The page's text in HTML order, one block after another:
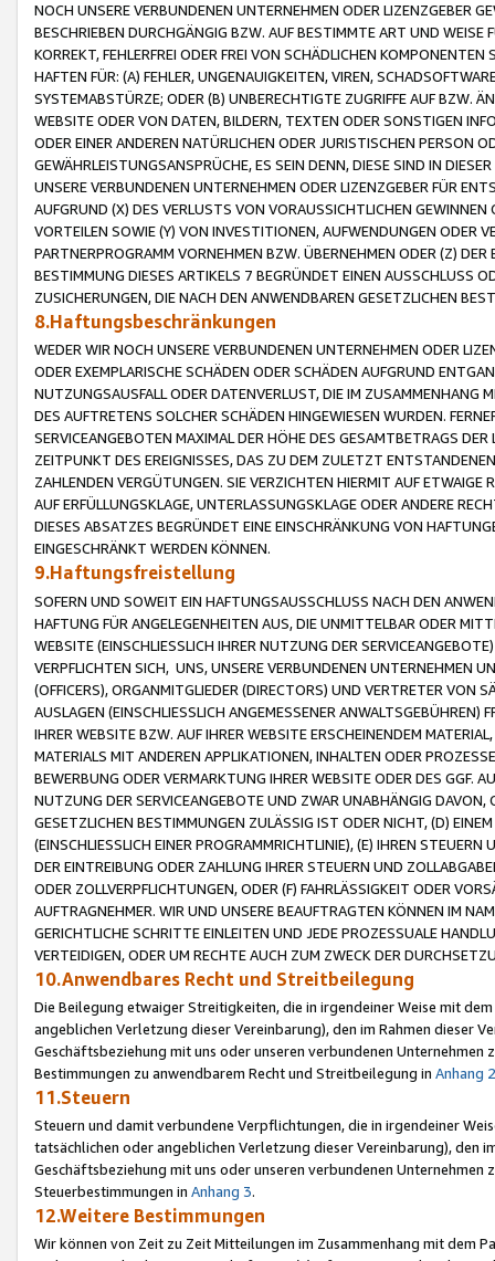
NOCH UNSERE VERBUNDENEN UNTERNEHMEN ODER LIZENZGEBER
BESCHRIEBEN DURCHGÄNGIG BZW. AUF BESTIMMTE ART UND
KORREKT, FEHLERFREI ODER FREI VON SCHÄDLICHEN
HAFTEN FÜR: (A) FEHLER, UNGENAUIGKEITEN, VIREN,
SYSTEMABSTÜRZE; ODER (B) UNBERECHTIGTE ZUGRIFFE AUF BZW.
WEBSITE ODER VON DATEN, BILDERN, TEXTEN ODER SONSTIGEN
ODER EINER ANDEREN NATÜRLICHEN ODER JURISTISCHEN PERSON
GEWÄHRLEISTUNGSANSPRÜCHE, ES SEIN DENN, DIESE SIND IN
UNSERE VERBUNDENEN UNTERNEHMEN ODER LIZENZGEBER FÜR
AUFGRUND (X) DES VERLUSTS VON VORAUSSICHTLICHEN
VORTEILEN SOWIE (Y) VON INVESTITIONEN, AUFWENDUNGEN ODER
PARTNERPROGRAMM VORNEHMEN BZW. ÜBERNEHMEN ODER (Z)
BESTIMMUNG DIESES ARTIKELS 7 BEGRÜNDET EINEN AUSSCHLUSS
ZUSICHERUNGEN, DIE NACH DEN ANWENDBAREN GESETZLICHEN
8.Haftungsbeschränkungen
WEDER WIR NOCH UNSERE VERBUNDENEN UNTERNEHMEN ODER
ODER EXEMPLARISCHE SCHÄDEN ODER SCHÄDEN AUFGRUND
NUTZUNGSAUSFALL ODER DATENVERLUST, DIE IM ZUSAMMENHANG
DES AUFTRETENS SOLCHER SCHÄDEN HINGEWIESEN WURDEN.
SERVICEANGEBOTEN MAXIMAL DER HÖHE DES GESAMTBETRAGS
ZEITPUNKT DES EREIGNISSES, DAS ZU DEM ZULETZT
ZAHLENDEN VERGÜTUNGEN. SIE VERZICHTEN HIERMIT AUF
AUF ERFÜLLUNGSKLAGE, UNTERLASSUNGSKLAGE ODER ANDERE
DIESES ABSATZES BEGRÜNDET EINE EINSCHRÄNKUNG VON
EINGESCHRÄNKT WERDEN KÖNNEN.
9.Haftungsfreistellung
SOFERN UND SOWEIT EIN HAFTUNGSAUSSCHLUSS NACH DEN
HAFTUNG FÜR ANGELEGENHEITEN AUS, DIE UNMITTELBAR ODER
WEBSITE (EINSCHLIESSLICH IHRER NUTZUNG DER
VERPFLICHTEN SICH, UNS, UNSERE VERBUNDENEN UNTERNEHMEN
(OFFICERS), ORGANMITGLIEDER (DIRECTORS) UND VERTRETER VON
AUSLAGEN (EINSCHLIESSLICH ANGEMESSENER
IHRER WEBSITE BZW. AUF IHRER WEBSITE ERSCHEINENDEM
MATERIALS MIT ANDEREN APPLIKATIONEN, INHALTEN ODER
BEWERBUNG ODER VERMARKTUNG IHRER WEBSITE ODER DES GGF.
NUTZUNG DER SERVICEANGEBOTE UND ZWAR UNABHÄNGIG
GESETZLICHEN BESTIMMUNGEN ZULÄSSIG IST ODER NICHT, (D)
(EINSCHLIESSLICH EINER PROGRAMMRICHTLINIE), (E) IHREN
DER EINTREIBUNG ODER ZAHLUNG IHRER STEUERN UND
ODER ZOLLVERPFLICHTUNGEN, ODER (F) FAHRLÄSSIGKEIT ODER
AUFTRAGNEHMER. WIR UND UNSERE BEAUFTRAGTEN KÖNNEN IM
GERICHTLICHE SCHRITTE EINLEITEN UND JEDE PROZESSUALE
VERTEIDIGEN, ODER UM RECHTE AUCH ZUM ZWECK DER
10.Anwendbares Recht und Streitbeilegung
Die Beilegung etwaiger Streitigkeiten, die in irgendeiner Weise mit
angeblichen Verletzung dieser Vereinbarung), den im Rahmen dieser
Geschäftsbeziehung mit uns oder unseren verbundenen
Bestimmungen zu anwendbarem Recht und Streitbeilegung in Anhang 2
11.Steuern
Steuern und damit verbundene Verpflichtungen, die in irgendeiner
tatsächlichen oder angeblichen Verletzung dieser Vereinbarung), den
Geschäftsbeziehung mit uns oder unseren verbundenen
Steuerbestimmungen in Anhang 3.
12.Weitere Bestimmungen
Wir können von Zeit zu Zeit Mitteilungen im Zusammenhang mit dem